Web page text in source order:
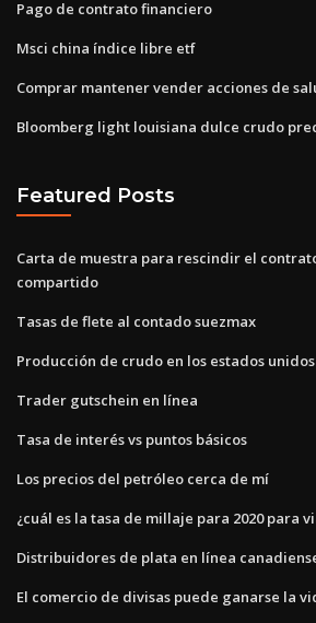
Pago de contrato financiero
Msci china índice libre etf
Comprar mantener vender acciones de
Bloomberg light louisiana dulce crudo
Featured Posts
Carta de muestra para rescindir el
compartido
Tasas de flete al contado suezmax
Producción de crudo en los estados unidos
Trader gutschein en línea
Tasa de interés vs puntos básicos
Los precios del petróleo cerca de mí
¿cuál es la tasa de millaje para 2020 para
Distribuidores de plata en línea
El comercio de divisas puede ganarse la